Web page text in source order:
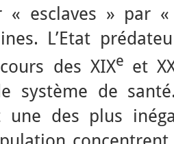
« esclaves » par
L’Etat
des XIXe et
système de
une des plus